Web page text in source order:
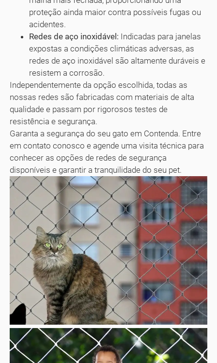
proteção ainda maior contra possíveis fugas ou
acidentes.
Redes de aço inoxidável: Indicadas para janelas
expostas a condições climáticas adversas, as
redes de aço inoxidável são altamente duráveis e
resistem a corrosão.
Independentemente da opção escolhida, todas as
nossas redes são fabricadas com materiais de alta
qualidade e passam por rigorosos testes de
resistência e segurança.
Garanta a segurança do seu gato em Contenda. Entre
em contato conosco e agende uma visita técnica para
conhecer as opções de redes de segurança
disponíveis e garantir a tranquilidade do seu pet.